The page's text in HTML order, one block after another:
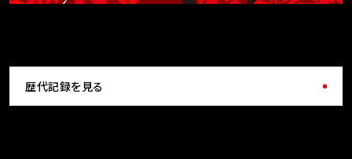
歴代記録を見る